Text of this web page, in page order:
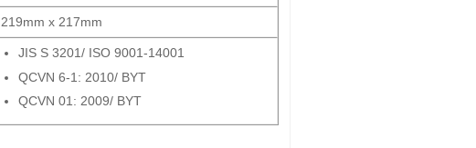
219mm x 217mm
JIS S 3201/ ISO 9001-14001
QCVN 6-1: 2010/ BYT
QCVN 01: 2009/ BYT